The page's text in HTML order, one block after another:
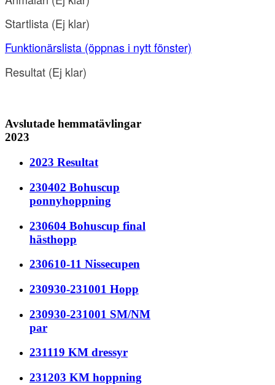
Startlista (Ej klar)
Funktionärslista (öppnas i nytt fönster)
Resultat (Ej klar)
Avslutade hemmatävlingar
2023
2023 Resultat
230402 Bohuscup
ponnyhoppning
230604 Bohuscup final
hästhopp
230610-11 Nissecupen
230930-231001 Hopp
230930-231001 SM/NM
par
231119 KM dressyr
231203 KM hoppning